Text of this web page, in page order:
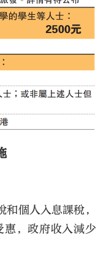
個人入息課稅，
，政府收入減少